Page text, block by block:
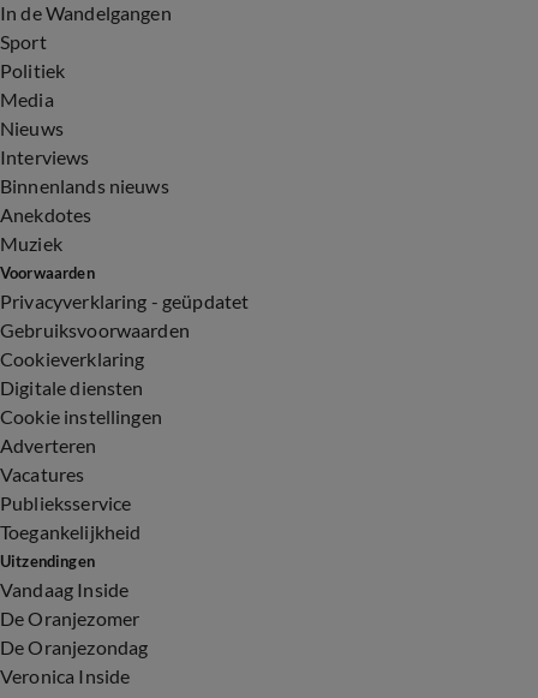
In de Wandelgangen
Sport
Politiek
Media
Nieuws
Interviews
Binnenlands nieuws
Anekdotes
Muziek
Voorwaarden
Privacyverklaring - geüpdatet
Gebruiksvoorwaarden
Cookieverklaring
Digitale diensten
Cookie instellingen
Adverteren
Vacatures
Publieksservice
Toegankelijkheid
Uitzendingen
Vandaag Inside
De Oranjezomer
De Oranjezondag
Veronica Inside